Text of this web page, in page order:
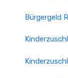
Bürgergeld